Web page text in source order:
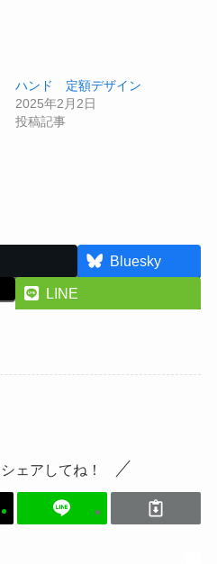
ハンド 定額デザイン
2025年2月2日
投稿記事
Bluesky
LINE
ェアしてね！